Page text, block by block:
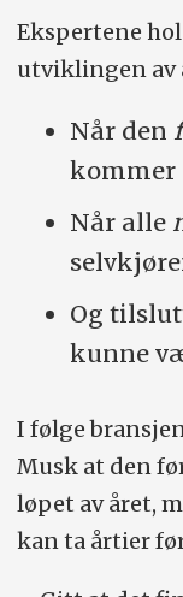
Ekspertene
utviklingen av
Når den
kommer
Når alle
Og
kunne
I følge
Musk at den
løpet av året,
kan ta årtier